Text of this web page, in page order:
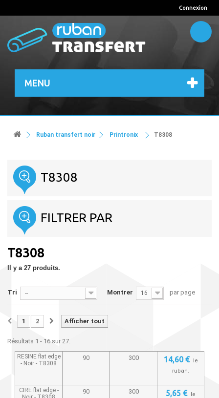
Connexion
MENU
Ruban transfert noir Printronix T8308
T8308
FILTRER PAR
T8308
Il y a 27 produits.
Tri -- Montrer 16 par page
Afficher tout
1 2
Résultats 1 - 16 sur 27.
RESINE flat edge
- Noir - T8308
90 300 14,60 € le
ruban.
CIRE flat edge -
90 300 5,65 € le